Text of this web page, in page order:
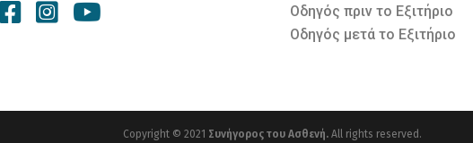
Οδηγός πριν το Εξιτήριο
Οδηγός μετά το Εξιτήριο
Copyright © 2021 Συνήγορος του Ασθενή. All rights reserved.